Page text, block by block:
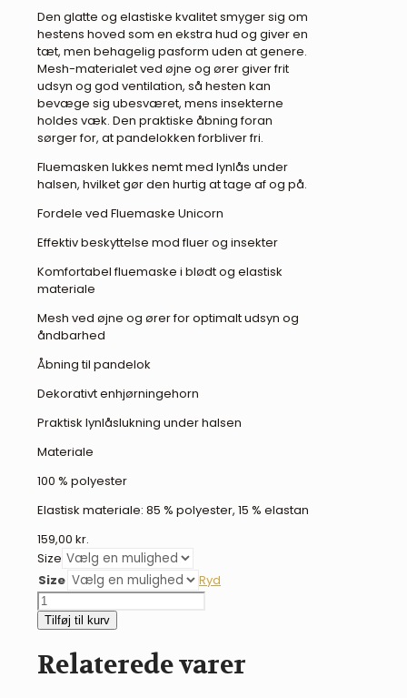
Den glatte og elastiske kvalitet smyger sig om
hestens hoved som en ekstra hud og giver en
tæt, men behagelig pasform uden at genere.
Mesh-materialet ved øjne og ører giver frit
udsyn og god ventilation, så hesten kan
bevæge sig ubesværet, mens insekterne
holdes væk. Den praktiske åbning foran
sørger for, at pandelokken forbliver fri.
Fluemasken lukkes nemt med lynlås under
halsen, hvilket gør den hurtig at tage af og på.
Fordele ved Fluemaske Unicorn
Effektiv beskyttelse mod fluer og insekter
Komfortabel flue­maske i blødt og elastisk
materiale
Mesh ved øjne og ører for optimalt udsyn og
åndbarhed
Åbning til pandelok
Dekorativt enhjørningehorn
Praktisk lynlåslukning under halsen
Materiale
100 % polyester
Elastisk materiale: 85 % polyester, 15 % elastan
159,00 kr.
Size
Size
Ryd
QHP
Super
bug
Unicorn
fluemaske
Tilføj til kurv
Relaterede varer